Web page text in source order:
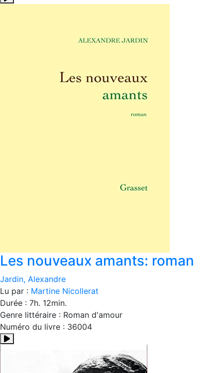
Les nouveaux amants: roman
Jardin, Alexandre
Lu par : Martine Nicollerat
Durée : 7h. 12min.
Genre littéraire : Roman d'amour
Numéro du livre : 36004
Résumé:Un homme rencontre une femme. L'homme ?